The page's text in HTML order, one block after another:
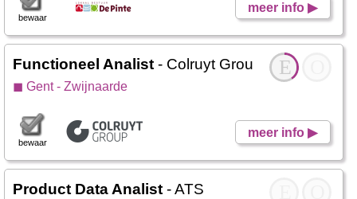
meer info ▶
bewaar
E
Functioneel Analist - Colruyt Group Services
◼ Gent - Zwijnaarde
meer info ▶
bewaar
Product Data Analist - ATS